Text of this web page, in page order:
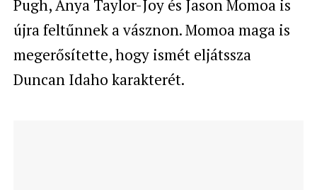
Pugh, Anya Taylor-Joy és Jason Momoa is
újra feltűnnek a vásznon. Momoa maga is
megerősítette, hogy ismét eljátssza
Duncan Idaho karakterét.